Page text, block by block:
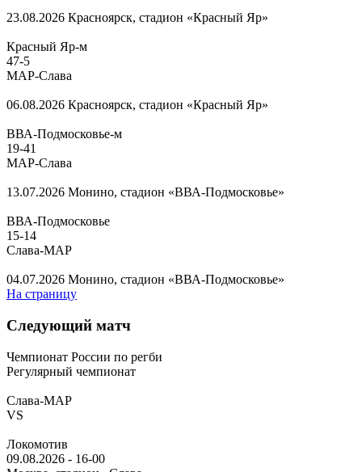
23.08.2026 Красноярск, стадион «Красный Яр»
Красный Яр-м
47-5
МАР-Слава
06.08.2026 Красноярск, стадион «Красный Яр»
ВВА-Подмосковье-м
19-41
МАР-Слава
13.07.2026 Монино, стадион «ВВА-Подмосковье»
ВВА-Подмосковье
15-14
Слава-МАР
04.07.2026 Монино, стадион «ВВА-Подмосковье»
На страницу
Следующий матч
Чемпионат России по регби
Регулярный чемпионат
Слава-МАР
VS
Локомотив
09.08.2026 - 16-00